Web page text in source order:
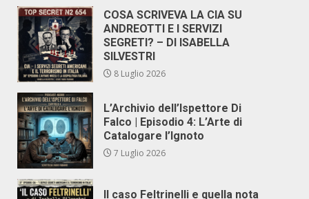
COSA SCRIVEVA LA CIA SU
ANDREOTTI E I SERVIZI
SEGRETI? – DI ISABELLA
SILVESTRI
8 Luglio 2026
L’Archivio dell’Ispettore Di
Falco | Episodio 4: L’Arte di
Catalogare l’Ignoto
7 Luglio 2026
Il caso Feltrinelli e quella nota